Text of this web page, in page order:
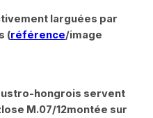
larguées par
(référence/image
hongrois servent
M.07/12montée sur